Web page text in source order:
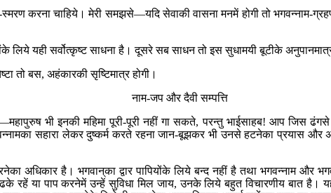
चाहिये। मेरी समझसे—यदि सेवाकी वासना मनमें होगी तो भगवन्नाम-
यही सर्वोत्कृष्ट साधना है। दूसरे सब साधन तो इस सुधामयी बूटीके
तो बस, अहंकारकी सृष्टिमात्र होगी।
नाम-जप और दैवी सम्पत्ति
भी इनकी महिमा पूरी-पूरी नहीं गा सकते, परन्तु भाईसाहब! आप जिस
सहारा लेकर दुष्कर्म करते रहना जान-बूझकर भी उनसे हटनेका प्रयास और
अधिकार है। भगवान‍्का द्वार पापियोंके लिये बन्द नहीं है तथा भगवन्नाम और
रहें या पाप करनेमें उन्हें सुविधा मिल जाय, उनके लिये बहुत विचारणीय बात है।